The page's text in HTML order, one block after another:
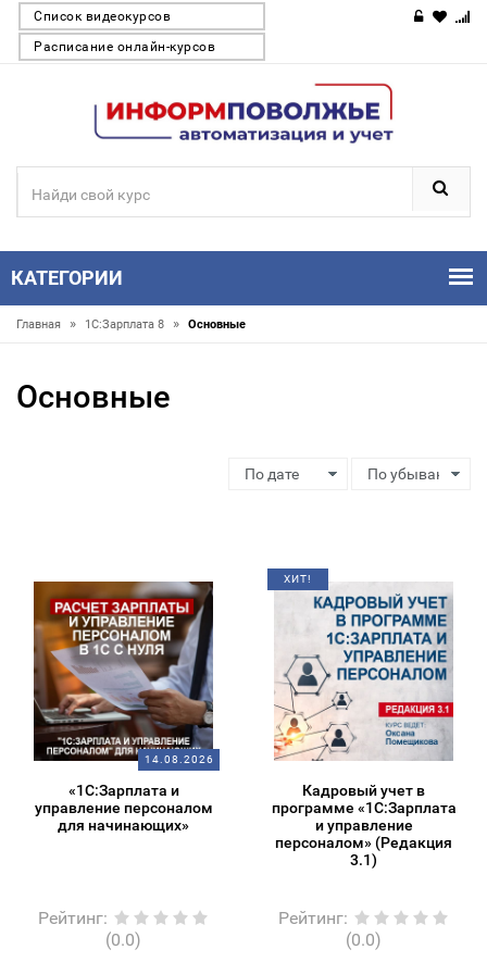
Список видеокурсов
Расписание онлайн-курсов
КАТЕГОРИИ
Главная » 1С:Зарплата 8 » Основные
Основные
14.08.2026
«1С:Зарплата и
управление персоналом
для начинающих»
Рейтинг:
(0.0)
ХИТ!
Кадровый учет в
программе «1С:Зарплата
и управление
персоналом» (Редакция
3.1)
Рейтинг:
(0.0)